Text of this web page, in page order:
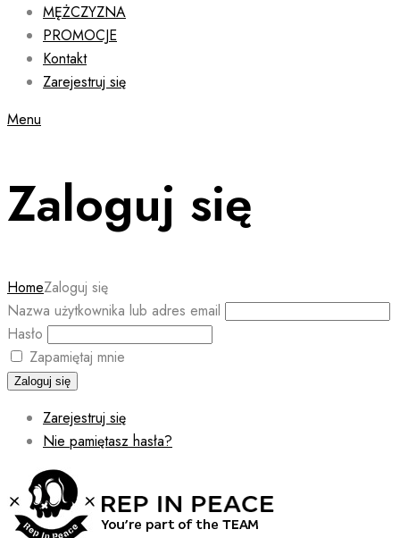
MĘŻCZYZNA
PROMOCJE
Kontakt
Zarejestruj się
Menu
Zaloguj się
HomeZaloguj się
Nazwa użytkownika lub adres email
Hasło
Zapamiętaj mnie
Zaloguj się
Zarejestruj się
Nie pamiętasz hasła?